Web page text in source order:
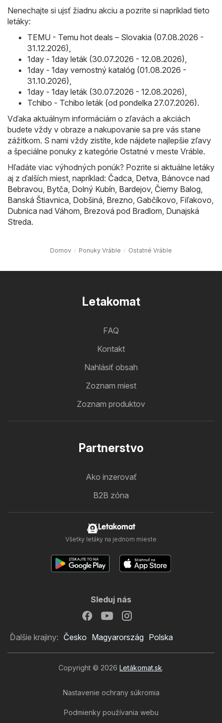
Nenechajte si ujsť žiadnu akciu a pozrite si napríklad tieto
letáky:
TEMU - Temu hot deals – Slovakia (07.08.2026 -
31.12.2026)
1day - 1day leták (30.07.2026 - 12.08.2026)
1day - 1day vernostný katalóg (01.08.2026 -
31.10.2026)
1day - 1day leták (30.07.2026 - 12.08.2026)
Tchibo - Tchibo leták (od pondelka 27.07.2026).
Vďaka aktuálnym informáciám o zľavách a akciách
budete vždy v obraze a nakupovanie sa pre vás stane
zážitkom. S nami vždy zistíte, kde nájdete najlepšie zľavy
a špeciálne ponuky z kategórie Ostatné v meste Vráble.
Hľadáte viac výhodných ponúk? Pozrite si aktuálne letáky
aj z ďalších miest, napríklad: Čadca Detva Bánovce nad
Bebravou Bytča Dolný Kubín Bardejov, Čierny Balog
Banská Štiavnica Dobšiná Brezno Gabčíkovo Fiľakovo
Dubnica nad Váhom Brezová pod Bradlom Dunajská
Streda.
Domov Ponuky Vráble Ostatné Vráble
Letakomat
FAQ
Kontakt
Nahlásiť obsah
Zoznam miest
Zoznam produktov
Partnerstvo
Ako inzerovať
B2B zóna
Letakomat
Všetky letáky na jednom mieste
Sleduj nás
Ďalšie krajiny: Česko Magyarország Polska
Copyright © 2026 Letákomat.sk.
Nastavenie ochrany súkromia
Podmienky používania webu